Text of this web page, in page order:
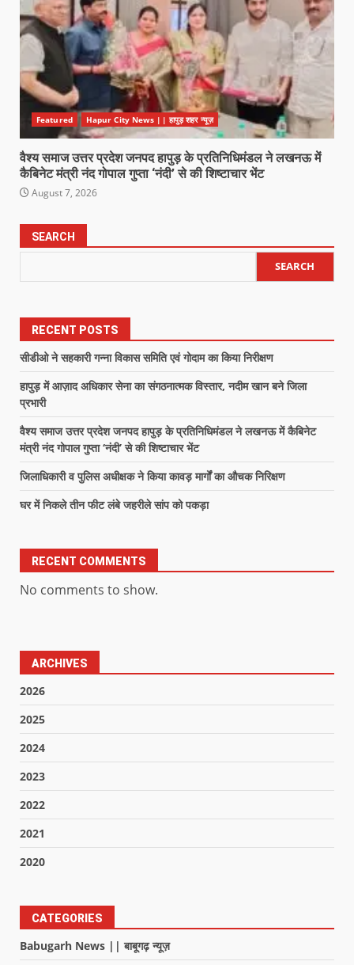
Featured Hapur City News || हापुड़ शहर न्यूज़
वैश्य समाज उत्तर प्रदेश जनपद हापुड़ के प्रतिनिधिमंडल ने लखनऊ में
कैबिनेट मंत्री नंद गोपाल गुप्ता ‘नंदी’ से की शिष्टाचार भेंट
August 7, 2026
SEARCH
SEARCH
RECENT POSTS
सीडीओ ने सहकारी गन्ना विकास समिति एवं गोदाम का किया निरीक्षण
हापुड़ में आज़ाद अधिकार सेना का संगठनात्मक विस्तार, नदीम खान बने जिला
प्रभारी
वैश्य समाज उत्तर प्रदेश जनपद हापुड़ के प्रतिनिधिमंडल ने लखनऊ में कैबिनेट
मंत्री नंद गोपाल गुप्ता ‘नंदी’ से की शिष्टाचार भेंट
जिलाधिकारी व पुलिस अधीक्षक ने किया कावड़ मार्गों का औचक निरिक्षण
घर में निकले तीन फीट लंबे जहरीले सांप को पकड़ा
RECENT COMMENTS
No comments to show.
ARCHIVES
2026
2025
2024
2023
2022
2021
2020
CATEGORIES
Babugarh News || बाबूगढ़ न्यूज़